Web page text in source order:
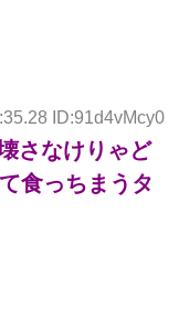
ID:91d4vMcy0
さなけりゃど
食っちまうタ